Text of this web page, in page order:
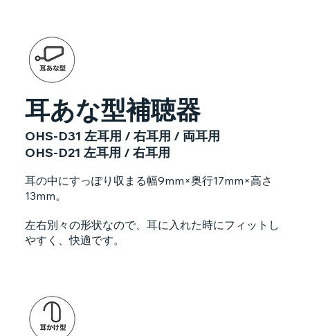
耳あな型補聴器
OHS-D31 左耳用 / 右耳用 / 両耳用
OHS-D21 左耳用 / 右耳用
耳の中にすっぽり収まる幅9mm×奥行17mm×高さ
13mm。
左右別々の形状なので、耳に入れた時にフィットし
やすく、快適です。